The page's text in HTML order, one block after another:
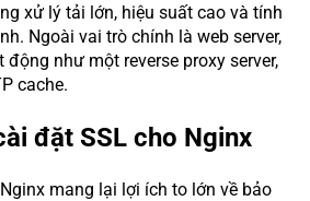
xử lý tải lớn, hiệu suất cao và tính
Ngoài vai trò chính là web server,
động như một reverse proxy server,
cache.
đặt SSL cho Nginx
mang lại lợi ích to lớn về bảo